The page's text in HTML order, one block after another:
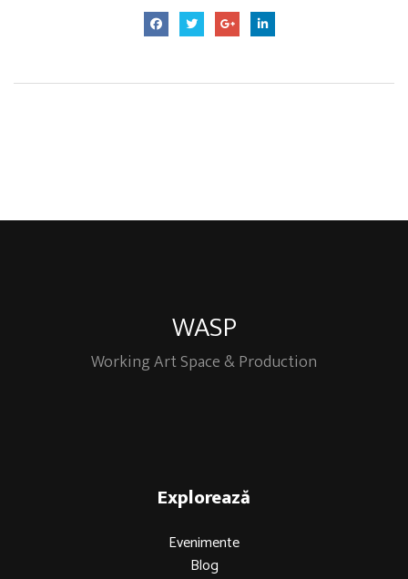
WASP
Working Art Space & Production
Explorează
Evenimente
Blog